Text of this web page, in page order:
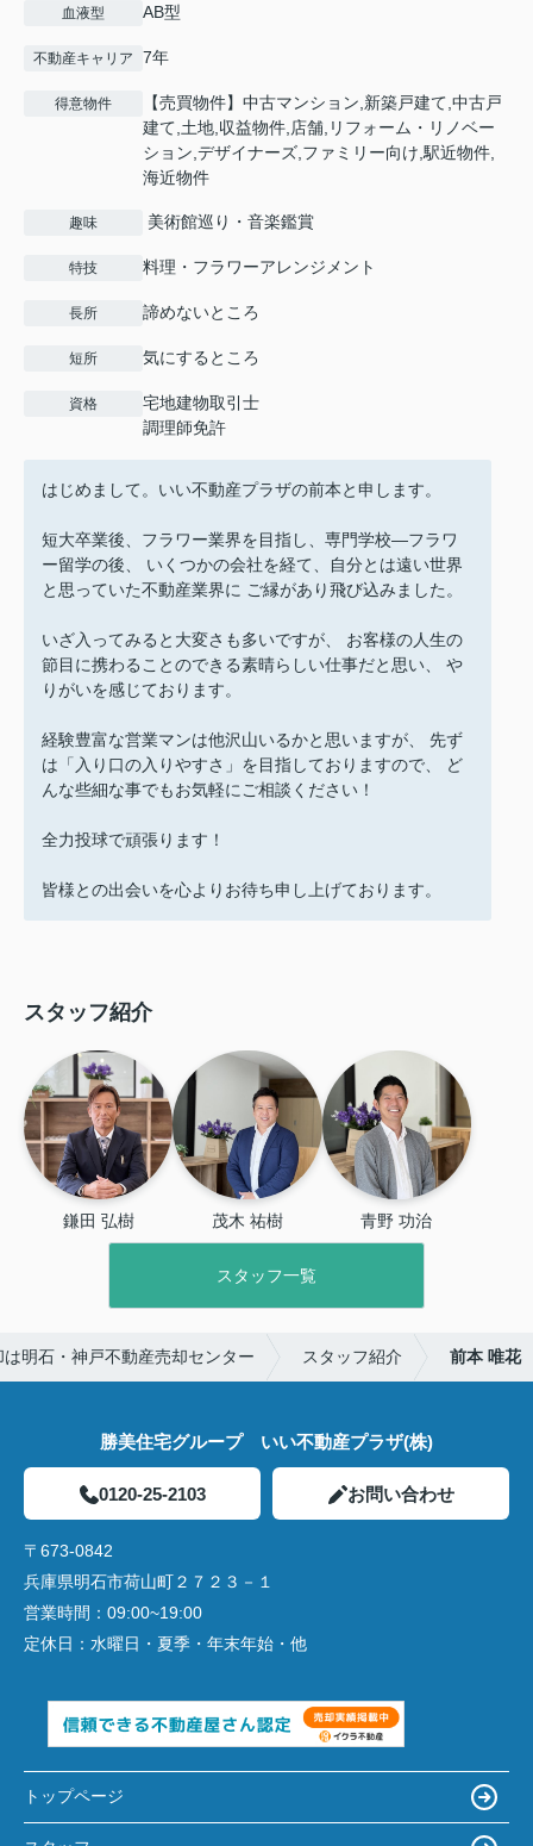
血液型 AB型
不動産キャリア 7年
得意物件
【売買物件】中古マンション,新築戸建て,中古戸
建て,土地,収益物件,店舗,リフォーム・リノベー
ション,デザイナーズ,ファミリー向け,駅近物件,
海近物件
趣味 美術館巡り・音楽鑑賞
特技 料理・フラワーアレンジメント
長所 諦めないところ
短所 気にするところ
資格
宅地建物取引士
調理師免許
はじめまして。いい不動産プラザの前本と申します。
短大卒業後、フラワー業界を目指し、専門学校―フラワ
ー留学の後、 いくつかの会社を経て、自分とは遠い世界
と思っていた不動産業界に ご縁があり飛び込みました。
いざ入ってみると大変さも多いですが、 お客様の人生の
節目に携わることのできる素晴らしい仕事だと思い、 や
りがいを感じております。
経験豊富な営業マンは他沢山いるかと思いますが、 先ず
は「入り口の入りやすさ」を目指しておりますので、 ど
んな些細な事でもお気軽にご相談ください！
全力投球で頑張ります！
皆様との出会いを心よりお待ち申し上げております。
スタッフ紹介
鎌田 弘樹 茂木 祐樹 青野 功治
スタッフ一覧
明石・神戸不動産売却センター スタッフ紹介 前本 唯花
勝美住宅グループ いい不動産プラザ(株)
0120-25-2103 お問い合わせ
〒673-0842
兵庫県明石市荷山町２７２３－１
営業時間： 09:00~19:00
定休日： 水曜日・夏季・年末年始・他
トップページ